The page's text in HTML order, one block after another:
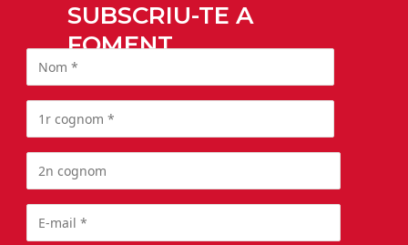
SUBSCRIU-TE A
FOMENT